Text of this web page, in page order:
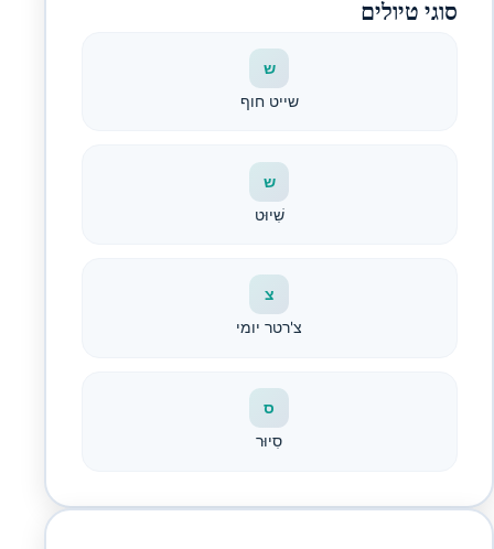
סוגי טיולים
ש
שייט חוף
ש
שִׁיוּט
צ
צ'רטר יומי
ס
סִיוּר